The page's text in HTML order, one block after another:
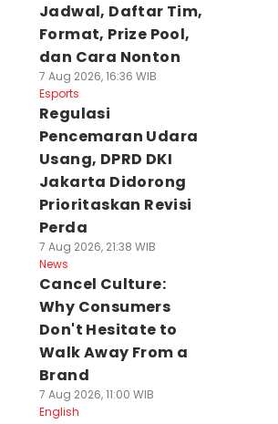
Jadwal, Daftar Tim,
Format, Prize Pool,
dan Cara Nonton
7 Aug 2026, 16:36 WIB
Esports
Regulasi
Pencemaran Udara
Usang, DPRD DKI
Jakarta Didorong
Prioritaskan Revisi
Perda
7 Aug 2026, 21:38 WIB
News
Cancel Culture:
Why Consumers
Don't Hesitate to
Walk Away From a
Brand
7 Aug 2026, 11:00 WIB
English